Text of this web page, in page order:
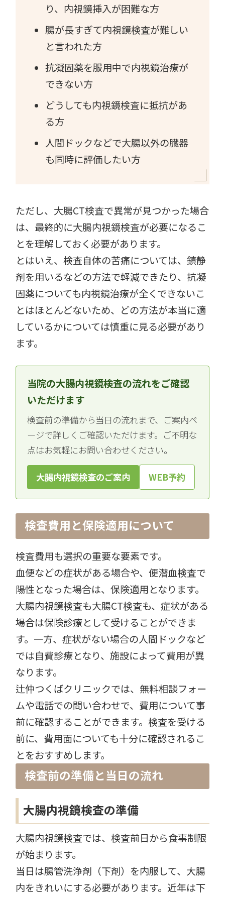
り、内視鏡挿入が困難な方
腸が長すぎて内視鏡検査が難しい
と言われた方
抗凝固薬を服用中で内視鏡治療が
できない方
どうしても内視鏡検査に抵抗があ
る方
人間ドックなどで大腸以外の臓器
も同時に評価したい方
ただし、大腸CT検査で異常が見つかった場合
は、最終的に大腸内視鏡検査が必要になるこ
とを理解しておく必要があります。
とはいえ、検査自体の苦痛については、鎮静
剤を用いるなどの方法で軽減できたり、抗凝
固薬についても内視鏡治療が全くできないこ
とはほとんどないため、どの方法が本当に適
しているかについては慎重に見る必要があり
ます。
当院の大腸内視鏡検査の流れをご確認
いただけます
検査前の準備から当日の流れまで、ご案内ペ
ージで詳しくご確認いただけます。ご不明な
点はお気軽にお問い合わせください。
大腸内視鏡検査のご案内 WEB予約
検査費用と保険適用について
検査費用も選択の重要な要素です。
血便などの症状がある場合や、便潜血検査で
陽性となった場合は、保険適用となります。
大腸内視鏡検査も大腸CT検査も、症状がある
場合は保険診療として受けることができま
す。一方、症状がない場合の人間ドックなど
では自費診療となり、施設によって費用が異
なります。
辻仲つくばクリニックでは、無料相談フォー
ムや電話での問い合わせで、費用について事
前に確認することができます。検査を受ける
前に、費用面についても十分に確認されるこ
とをおすすめします。
検査前の準備と当日の流れ
大腸内視鏡検査の準備
大腸内視鏡検査では、検査前日から食事制限
が始まります。
当日は腸管洗浄剤（下剤）を内服して、大腸
内をきれいにする必要があります。近年は下